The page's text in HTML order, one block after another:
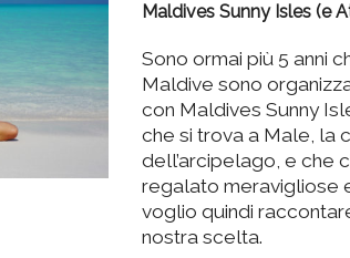
Maldives Sunny Isles (e
Sono ormai più 5 anni
Maldive sono
con Maldives Sunny
che si trova a Male, la
dell’arcipelago, e che
regalato meravigliose
voglio quindi
nostra scelta.